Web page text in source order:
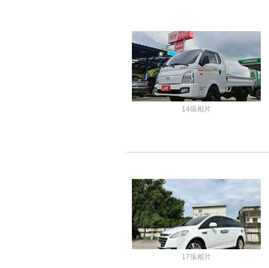
14張相片
17張相片